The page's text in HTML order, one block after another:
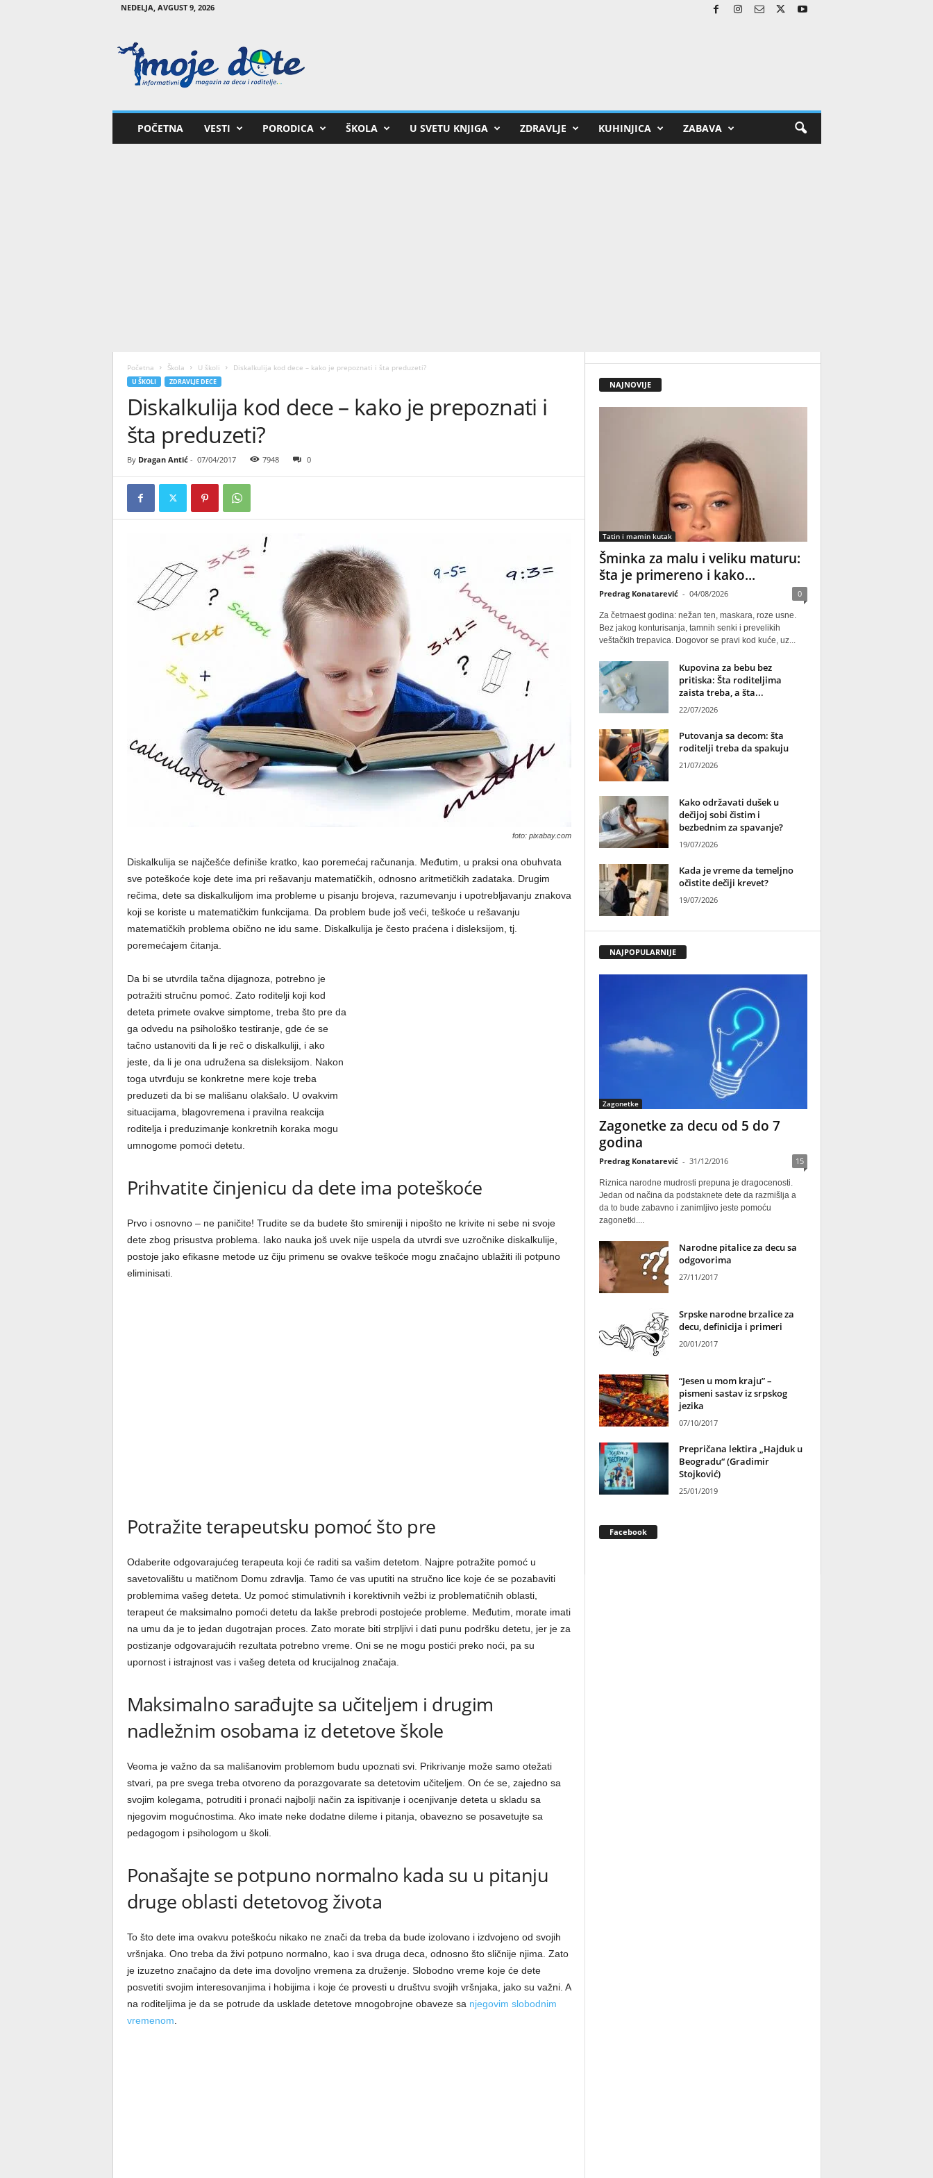
NEDELJA, AVGUST 9, 2026
o
POČETNA VESTI PORODICA ŠKOLA U SVETU KNJIGA ZDRAVLJE KUHINJICA ZABAVA
Početna Škola U školi Diskalkulija kod dece – kako je prepoznati i šta preduzeti?
U ŠKOLI ZDRAVLJE DECE
Diskalkulija kod dece – kako je prepoznati i
šta preduzeti?
By Dragan Antić- 07/04/2017 7948 0
foto: pixabay.com
Diskalkulija se najčešće definiše kratko, kao poremećaj računanja. Međutim, u praksi ona obuhvata
sve poteškoće koje dete ima pri rešavanju matematičkih, odnosno aritmetičkih zadataka. Drugim
rečima, dete sa diskalkulijom ima probleme u pisanju brojeva, razumevanju i upotrebljavanju znakova
koji se koriste u matematičkim funkcijama. Da problem bude još veći, teškoće u rešavanju
matematičkih problema obično ne idu same. Diskalkulija je često praćena i disleksijom, tj.
poremećajem čitanja.
Da bi se utvrdila tačna dijagnoza, potrebno je
potražiti stručnu pomoć. Zato roditelji koji kod
deteta primete ovakve simptome, treba što pre da
ga odvedu na psihološko testiranje, gde će se
tačno ustanoviti da li je reč o diskalkuliji, i ako
jeste, da li je ona udružena sa disleksijom. Nakon
toga utvrđuju se konkretne mere koje treba
preduzeti da bi se mališanu olakšalo. U ovakvim
situacijama, blagovremena i pravilna reakcija
roditelja i preduzimanje konkretnih koraka mogu
umnogome pomoći detetu.
Prihvatite činjenicu da dete ima poteškoće
Prvo i osnovno – ne paničite! Trudite se da budete što smireniji i nipošto ne krivite ni sebe ni svoje
dete zbog prisustva problema. Iako nauka još uvek nije uspela da utvrdi sve uzročnike diskalkulije,
postoje jako efikasne metode uz čiju primenu se ovakve teškoće mogu značajno ublažiti ili potpuno
eliminisati.
Potražite terapeutsku pomoć što pre
Odaberite odgovarajućeg terapeuta koji će raditi sa vašim detetom. Najpre potražite pomoć u
savetovalištu u matičnom Domu zdravlja. Tamo će vas uputiti na stručno lice koje će se pozabaviti
problemima vašeg deteta. Uz pomoć stimulativnih i korektivnih vežbi iz problematičnih oblasti,
terapeut će maksimalno pomoći detetu da lakše prebrodi postojeće probleme. Međutim, morate imati
na umu da je to jedan dugotrajan proces. Zato morate biti strpljivi i dati punu podršku detetu, jer je za
postizanje odgovarajućih rezultata potrebno vreme. Oni se ne mogu postići preko noći, pa su
upornost i istrajnost vas i vašeg deteta od krucijalnog značaja.
Maksimalno sarađujte sa učiteljem i drugim
nadležnim osobama iz detetove škole
Veoma je važno da sa mališanovim problemom budu upoznati svi. Prikrivanje može samo otežati
stvari, pa pre svega treba otvoreno da porazgovarate sa detetovim učiteljem. On će se, zajedno sa
svojim kolegama, potruditi i pronaći najbolji način za ispitivanje i ocenjivanje deteta u skladu sa
njegovim mogućnostima. Ako imate neke dodatne dileme i pitanja, obavezno se posavetujte sa
pedagogom i psihologom u školi.
Ponašajte se potpuno normalno kada su u pitanju
druge oblasti detetovog života
To što dete ima ovakvu poteškoću nikako ne znači da treba da bude izolovano i izdvojeno od svojih
vršnjaka. Ono treba da živi potpuno normalno, kao i sva druga deca, odnosno što sličnije njima. Zato
je izuzetno značajno da dete ima dovoljno vremena za druženje. Slobodno vreme koje će dete
posvetiti svojim interesovanjima i hobijima i koje će provesti u društvu svojih vršnjaka, jako su važni. A
na roditeljima je da se potrude da usklade detetove mnogobrojne obaveze sa njegovim slobodnim
vremenom
NAJNOVIJE
Tatin i mamin kutak
Šminka za malu i veliku maturu:
šta je primereno i kako...
Predrag Konatarević - 04/08/2026 0
Za četrnaest godina: nežan ten, maskara, roze usne.
Bez jakog konturisanja, tamnih senki i prevelikih
veštačkih trepavica. Dogovor se pravi kod kuće, uz...
Kupovina za bebu bez
pritiska: Šta roditeljima
zaista treba, a šta...
22/07/2026
Putovanja sa decom: šta
roditelji treba da spakuju
21/07/2026
Kako održavati dušek u
dečijoj sobi čistim i
bezbednim za spavanje?
19/07/2026
Kada je vreme da temeljno
očistite dečiji krevet?
19/07/2026
NAJPOPULARNIJE
Zagonetke
Zagonetke za decu od 5 do 7
godina
Predrag Konatarević - 31/12/2016 15
Riznica narodne mudrosti prepuna je dragocenosti.
Jedan od načina da podstaknete dete da razmišlja a
da to bude zabavno i zanimljivo jeste pomoću
zagonetki....
Narodne pitalice za decu sa
odgovorima
27/11/2017
Srpske narodne brzalice za
decu, definicija i primeri
20/01/2017
“Jesen u mom kraju” –
pismeni sastav iz srpskog
jezika
07/10/2017
Prepričana lektira „Hajduk u
Beogradu“ (Gradimir
Stojković)
25/01/2019
Facebook